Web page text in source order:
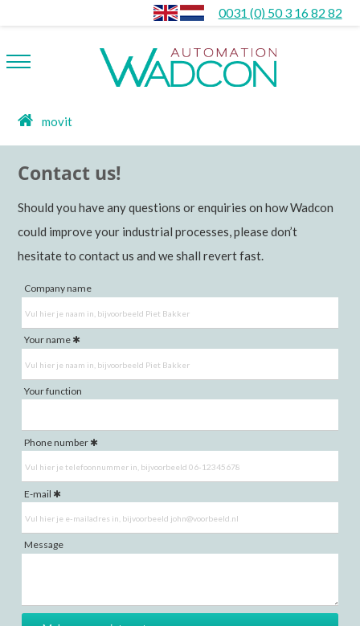
0031 (0) 50 3 16 82 82
movit
Contact us!
Should you have any questions or enquiries on how Wadcon
could improve your industrial processes, please don’t
hesitate to contact us and we shall revert fast.
Company name
Your name
Your function
Phone number
E-mail
Message